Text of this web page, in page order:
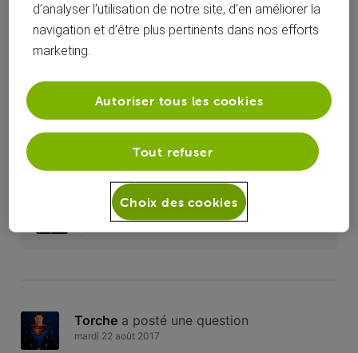
Selected
Toutesles
activités
Torche a commenté sur la publication de
Augmentation de l'abonnement de
télédistribution
Bonjours, je remarque actuellement que L'abonnement
télédistribution qui étais autre fois de 18€ vient de passé a
19€ et ce sans avoir été prévenus ou alors nous avons reçus
un Courier que j'ai zapper. Quelqu'un a plus d'information a
J’ai du zapper cette information alors un
grand merci à vous ??
Torche a posté une question
mardi 22 août 2017
d’analyser l’utilisation de notre site, d’en améliorer la
navigation et d’être plus pertinents dans nos efforts
marketing.
Tout refuser
Autoriser tous les cookies
Choix des cookies